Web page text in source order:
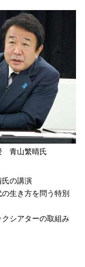
青山繁晴氏
の講演
生き方を問う特別
シアターの取組み